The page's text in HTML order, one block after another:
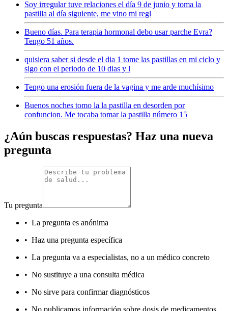
Soy irregular tuve relaciones el día 9 de junio y toma la
pastilla al día siguiente, me vino mi regl
Bueno días. Para terapia hormonal debo usar parche Evra?
Tengo 51 años.
quisiera saber si desde el dia 1 tome las pastillas en mi ciclo y
sigo con el periodo de 10 dias y l
Tengo una erosión fuera de la vagina y me arde muchísimo
Buenos noches tomo la la pastilla en desorden por
confuncion. Me tocaba tomar la pastilla número 15
¿Aún buscas respuestas? Haz una nueva
pregunta
Tu pregunta
• La pregunta es anónima
• Haz una pregunta específica
• La pregunta va a especialistas, no a un médico concreto
• No sustituye a una consulta médica
• No sirve para confirmar diagnósticos